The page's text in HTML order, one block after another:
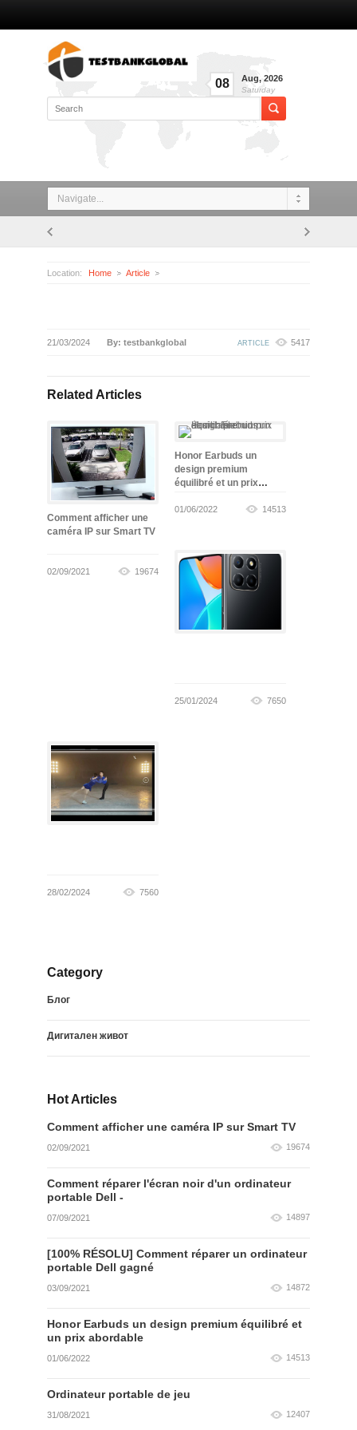
08 Aug, 2026
Saturday
Navigate...
Location: Home Article
21/03/2024 By: testbankglobal ARTICLE 5417
Related Articles
Comment afficher une
caméra IP sur Smart TV
02/09/2021 19674
Honor Earbuds un
design premium
équilibré et un prix
01/06/2022 14513
25/01/2024 7650
28/02/2024 7560
Category
Блог
Дигитален живот
Hot Articles
Comment afficher une caméra IP sur Smart TV
02/09/2021 19674
Comment réparer l'écran noir d'un ordinateur
portable Dell -
07/09/2021 14897
[100% RÉSOLU] Comment réparer un ordinateur
portable Dell gagné
03/09/2021 14872
Honor Earbuds un design premium équilibré et
un prix abordable
01/06/2022 14513
Ordinateur portable de jeu
31/08/2021 12407